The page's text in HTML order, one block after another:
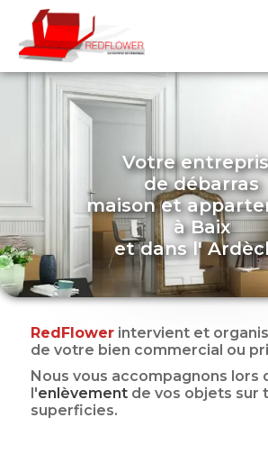
Votre
de débarras
maison et
à Baix
et dansl'
RedFlowerintervient et
de votre bien commercial ou
Nous vous accompagnons lors
l'enlèvementde vos objets sur
superficies.